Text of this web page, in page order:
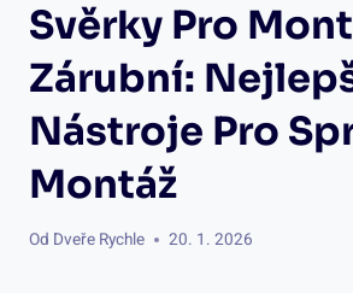
Svěrky Pro
Zárubní:
Nástroje Pro
Montáž
Od Dveře Rychle 20. 1. 2026